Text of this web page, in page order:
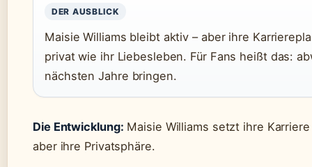
DER AUSBLICK
Maisie Williams bleibt aktiv – aber ihre
privat wie ihr Liebesleben. Für Fans heißt das:
nächsten Jahre bringen.
Die Entwicklung: Maisie Williams setzt ihre
aber ihre Privatsphäre.